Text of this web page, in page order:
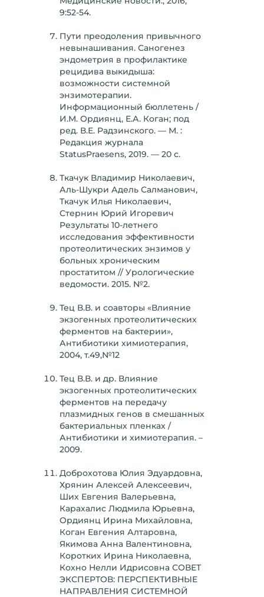
9:52-54.
Пути преодоления привычного
невынашивания. Саногенез
эндометрия в профилактике
рецидива выкидыша:
возможности системной
энзимотерапии.
Информационный бюллетень /
И.М. Ордиянц, Е.А. Коган; под
ред. В.Е. Радзинского. — М. :
Редакция журнала
StatusPraesens, 2019. — 20 с.
Ткачук Владимир Николаевич,
Аль-Шукри Адель Салманович,
Ткачук Илья Николаевич,
Стернин Юрий Игоревич
Результаты 10-летнего
исследования эффективности
протеолитических энзимов у
больных хроническим
простатитом // Урологические
ведомости. 2015. №2.
Тец В.В. и соавторы «Влияние
экзогенных протеолитических
ферментов на бактерии»,
Антибиотики химиотерапия,
2004, т.49,№12
Тец В.В. и др. Влияние
экзогенных протеолитических
ферментов на передачу
плазмидных генов в смешанных
бактериальных пленках /
Антибиотики и химиотерапия. –
2009.
Доброхотова Юлия Эдуардовна,
Хрянин Алексей Алексеевич,
Ших Евгения Валерьевна,
Карахалис Людмила Юрьевна,
Ордиянц Ирина Михайловна,
Коган Евгения Алтаровна,
Якимова Анна Валентиновна,
Коротких Ирина Николаевна,
Кохно Нелли Идрисовна СОВЕТ
ЭКСПЕРТОВ: ПЕРСПЕКТИВНЫЕ
НАПРАВЛЕНИЯ СИСТЕМНОЙ